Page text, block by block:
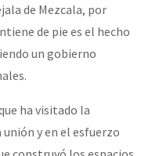
de Mezcala, por
de pie es el hecho
un gobierno
ha visitado la
unión y en el esfuerzo